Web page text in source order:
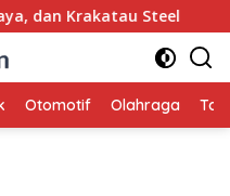
Steel TNI
Otomotif Olahraga